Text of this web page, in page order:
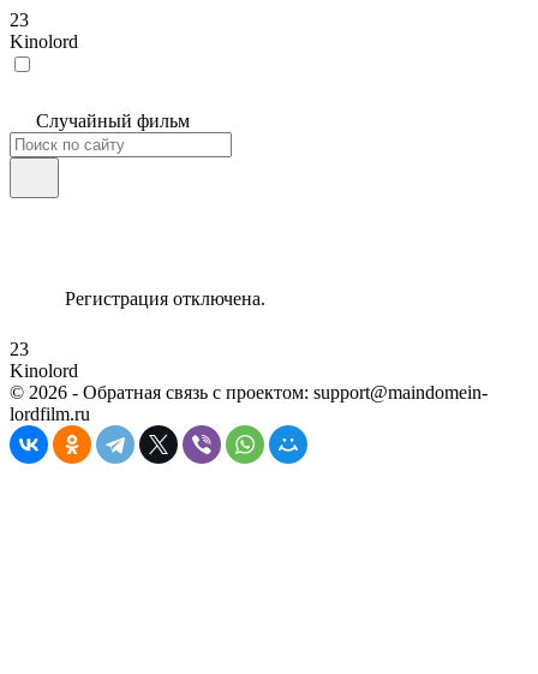
23
Kinolord
Случайный фильм
Регистрация отключена.
23
Kinolord
© 2026 - Обратная связь с проектом: support@maindomein-
lordfilm.ru